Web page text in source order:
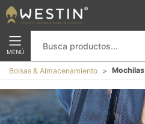
MENÚ
Bolsas & Almacenamiento Mochilas